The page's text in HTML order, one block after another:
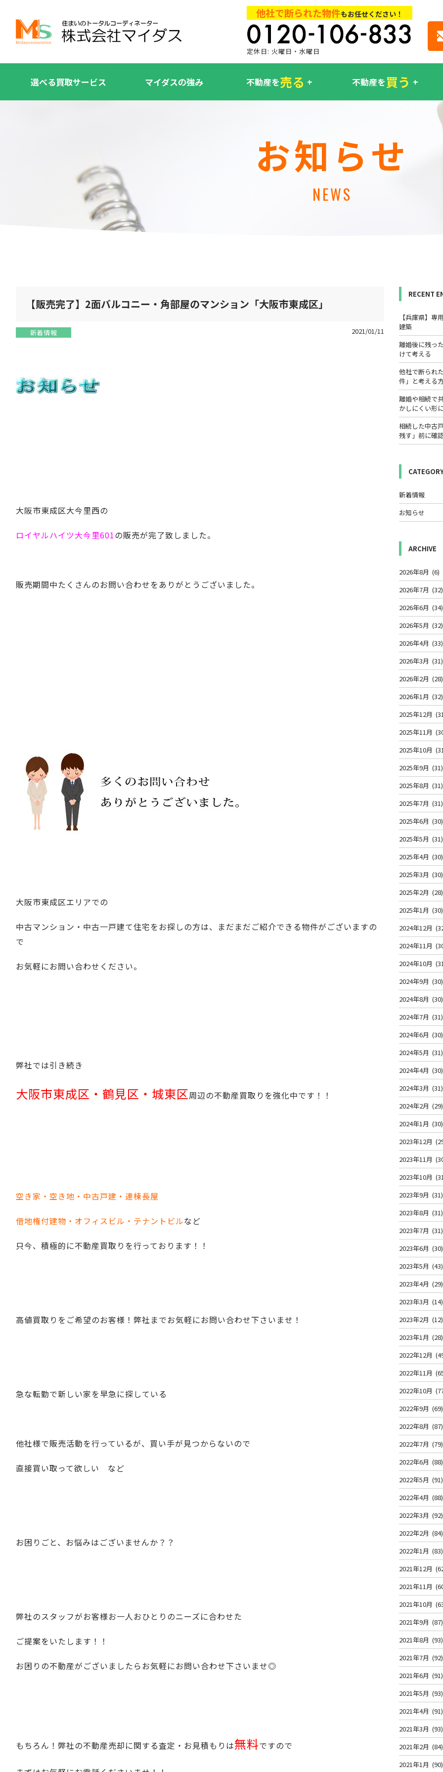
他社で断られた物件もお任せください！
定休日: 火曜日・水曜日
選べる買取サービス マイダスの強み 不動産を売る 不動産を買う
お知らせ
NEWS
【販売完了】2面バルコニー・角部屋のマンション「大阪市東成区」
新着情報 2021/01/11
大阪市東成区大今里西の
ロイヤルハイツ大今里601の販売が完了致しました。
販売期間中たくさんのお問い合わせをありがとうございました。
大阪市東成区エリアでの
中古マンション・中古一戸建て住宅をお探しの方は、まだまだご紹介できる物件がございますの
で
お気軽にお問い合わせください。
弊社では引き続き
大阪市東成区・鶴見区・城東区周辺の不動産買取りを強化中です！！
空き家・空き地・中古戸建・連棟長屋
借地権付建物・オフィスビル・テナントビルなど
只今、積極的に不動産買取りを行っております！！
高値買取りをご希望のお客様！弊社までお気軽にお問い合わせ下さいませ！
急な転勤で新しい家を早急に探している
他社様で販売活動を行っているが、買い手が見つからないので
直接買い取って欲しい など
お困りごと、お悩みはございませんか？？
弊社のスタッフがお客様お一人おひとりのニーズに合わせた
ご提案をいたします！！
お困りの不動産がございましたらお気軽にお問い合わせ下さいませ◎
もちろん！弊社の不動産売却に関する査定・お見積もりは無料ですので
RECENT
【兵庫県】
建築
離婚後に残っ
けて考える
他社で断られ
件」と考える
離婚や相続で
かしにくい形
相続した中古
残す」前に確
新着情報
お知らせ
ARCHIVE
2026年8月 (6)
2026年7月 (32)
2026年6月 (34)
2026年5月 (32)
2026年4月 (33)
2026年3月 (31)
2026年2月 (28)
2026年1月 (32)
2025年12月
2025年11月
2025年10月
2025年9月 (31)
2025年8月 (31)
2025年7月 (31)
2025年6月 (30)
2025年5月 (31)
2025年4月 (30)
2025年3月 (30)
2025年2月 (28)
2025年1月 (30)
2024年12月
2024年11月
2024年10月
2024年9月 (30)
2024年8月 (30)
2024年7月 (31)
2024年6月 (30)
2024年5月 (31)
2024年4月 (30)
2024年3月 (31)
2024年2月 (29)
2024年1月 (30)
2023年12月
2023年11月
2023年10月
2023年9月 (31)
2023年8月 (31)
2023年7月 (31)
2023年6月 (30)
2023年5月 (43)
2023年4月 (29)
2023年3月 (14)
2023年2月 (12)
2023年1月 (28)
2022年12月
2022年11月
2022年10月
2022年9月 (69)
2022年8月 (87)
2022年7月 (79)
2022年6月 (88)
2022年5月 (91)
2022年4月 (88)
2022年3月 (92)
2022年2月 (84)
2022年1月 (83)
2021年12月
2021年11月
2021年10月
2021年9月 (87)
2021年8月 (93)
2021年7月 (92)
2021年6月 (91)
2021年5月 (93)
2021年4月 (91)
2021年3月 (93)
2021年2月 (84)
2021年1月 (90)